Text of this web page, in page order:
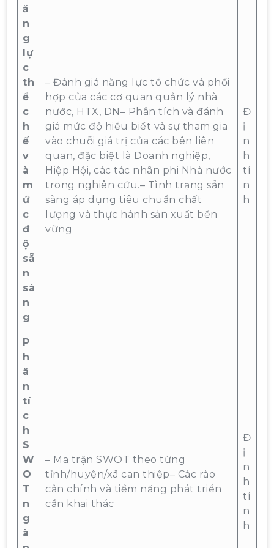
ă
n
g
lự
c
th
ể
c
h
ế
v
à
m
ứ
c
đ
ộ
sẵ
n
sà
n
g
– Đánh giá năng lực tổ chức và phối
hợp của các cơ quan quản lý nhà
nước, HTX, DN– Phân tích và đánh
giá mức độ hiểu biết và sự tham gia
vào chuỗi giá trị của các bên liên
quan, đặc biệt là Doanh nghiệp,
Hiệp Hội, các tác nhân phi Nhà nước
trong nghiên cứu.– Tình trạng sẵn
sàng áp dụng tiêu chuẩn chất
lượng và thực hành sản xuất bền
vững
Đ
ị
n
h
tí
n
h
P
h
â
n
tí
c
h
S
W
O
T
n
g
à
– Ma trận SWOT theo từng
tỉnh/huyện/xã can thiệp– Các rào
cản chính và tiềm năng phát triển
cần khai thác
Đ
ị
n
h
tí
n
h